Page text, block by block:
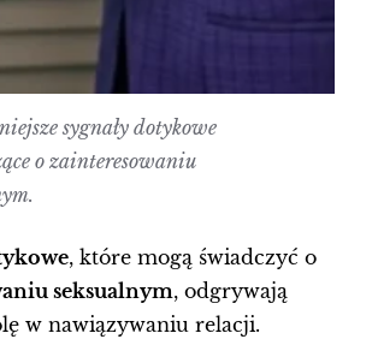
sygnały dotykowe
o zainteresowaniu
, które mogą świadczyć o
seksualnym, odgrywają
w nawiązywaniu relacji.